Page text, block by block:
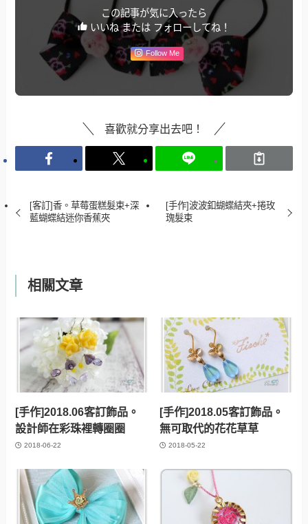
この記事が気に入ったら
いいね または フォローしてね！
Follow Me
喜歡就分享出去吧！
[客訂]香。草莓蛋糕髮束+深
藍蝴蝶結迷你香蕉夾
[手作]波波釦蝴蝶結夾+捲玫
瑰髮束
相關文章
[手作]2018.06客訂飾品。
設計師在彩珠裡轉圈圈
2018-06-22
[手作]2018.05客訂飾品。
無可取代的花花草草
2018-05-22